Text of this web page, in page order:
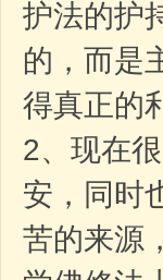
护法的护
的，而是
得真正的
2、现在
安，同时
苦的来源